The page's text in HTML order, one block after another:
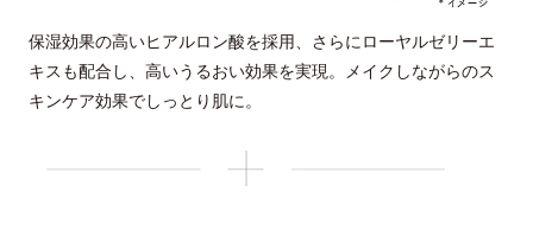
保湿効果の高いヒアルロン酸を採用、さらにローヤルゼリーエ
キスも配合し、高いうるおい効果を実現。メイクしながらのス
キンケア効果でしっとり肌に。